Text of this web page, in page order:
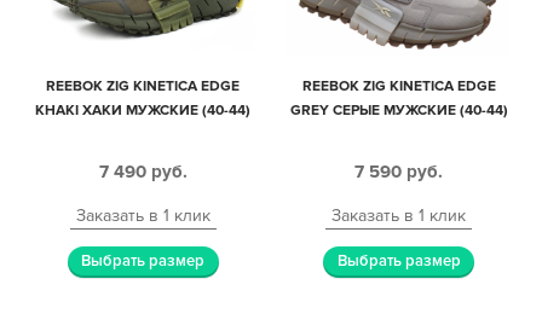
REEBOK ZIG KINETICA EDGE
KHAKI ХАКИ МУЖСКИЕ (40-44)
7 490 руб.
Заказать в 1 клик
Выбрать размер
REEBOK ZIG KINETICA EDGE
GREY СЕРЫЕ МУЖСКИЕ (40-44)
7 590 руб.
Заказать в 1 клик
Выбрать размер